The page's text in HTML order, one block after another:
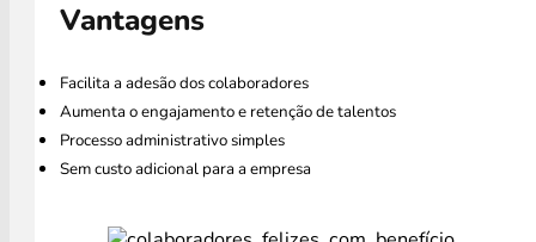
Vantagens
Facilita a adesão dos colaboradores
Aumenta o engajamento e retenção de talentos
Processo administrativo simples
Sem custo adicional para a empresa